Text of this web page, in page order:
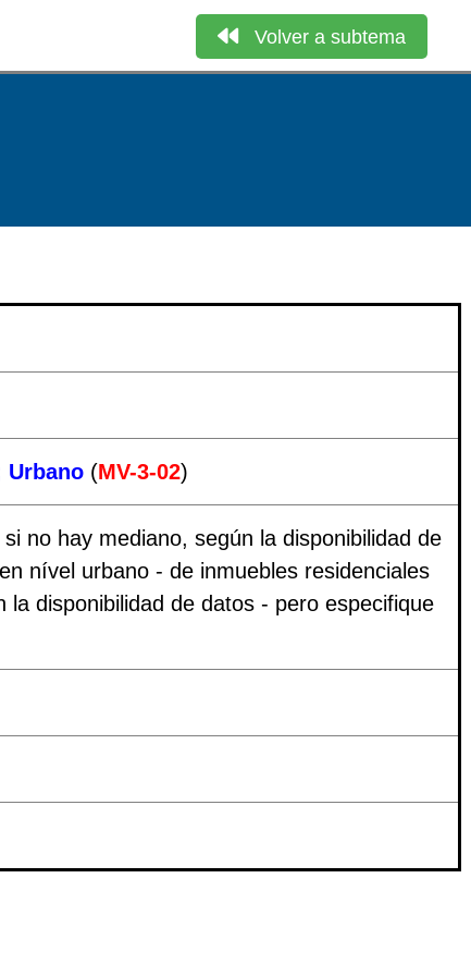
Volver a subtema
Urbano (MV-3-02)
no hay mediano, según la disponibilidad de
nível urbano - de inmuebles residenciales
disponibilidad de datos - pero especifique